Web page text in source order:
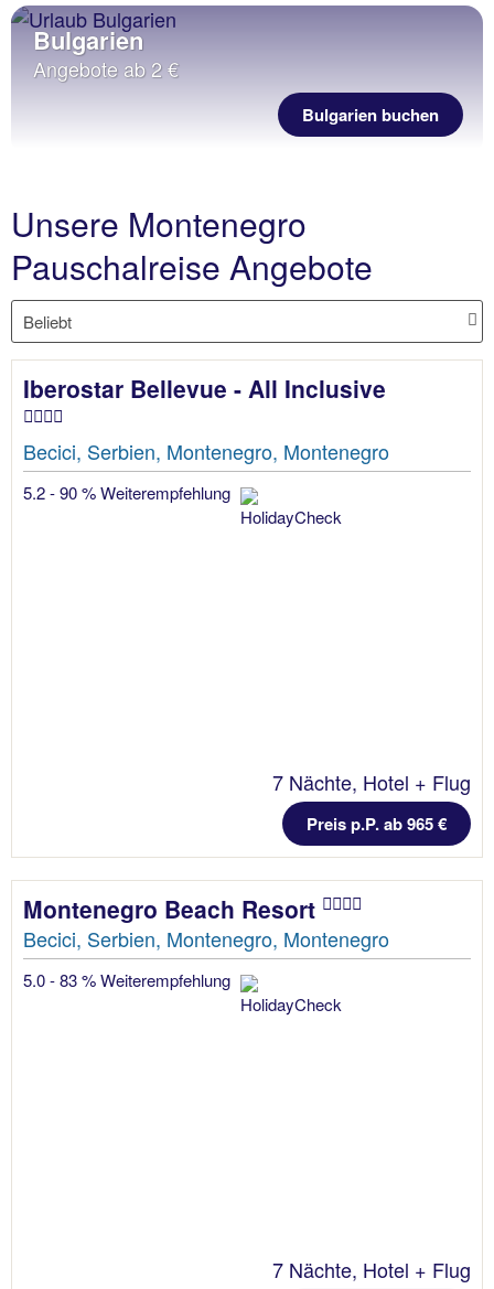
Bulgarien
Angebote ab 2 €
Bulgarien buchen
Unsere Montenegro
Pauschalreise Angebote
Iberostar Bellevue - All Inclusive
Becici, Serbien, Montenegro, Montenegro
5.2 - 90 % Weiterempfehlung
7 Nächte, Hotel + Flug
Preis p.P. ab 965 €
Montenegro Beach Resort
Becici, Serbien, Montenegro, Montenegro
5.0 - 83 % Weiterempfehlung
7 Nächte, Hotel + Flug